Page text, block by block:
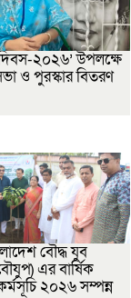
দিবস-২০২৬’ উপলক্ষে
ও পুরস্কার বিতরণ
বৌদ্ধ যুব
এর বার্ষিক
২০২৬ সম্পন্ন